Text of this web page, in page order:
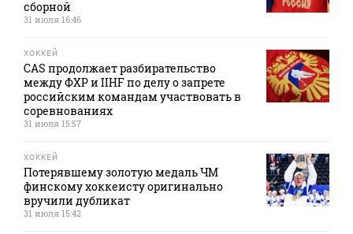
сборной
31 июля 16:46
ХОККЕЙ
CAS продолжает разбирательство
между ФХР и IIHF по делу о запрете
российским командам участвовать в
соревнованиях
31 июля 15:57
ХОККЕЙ
Потерявшему золотую медаль ЧМ
финскому хоккеисту оригинально
вручили дубликат
31 июля 15:42